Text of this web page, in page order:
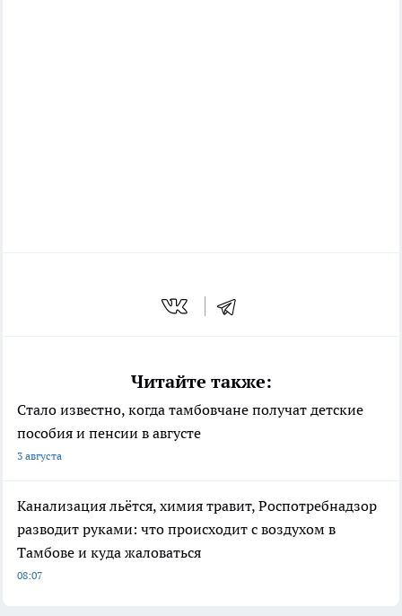
Читайте также:
Стало известно, когда тамбовчане получат детские
пособия и пенсии в августе
3 августа
Канализация льётся, химия травит, Роспотребнадзор
разводит руками: что происходит с воздухом в
Тамбове и куда жаловаться
08:07